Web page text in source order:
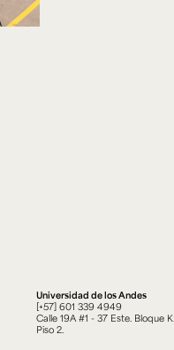
Universidad de los Andes
[+57] 601 339 4949
Calle 19A #1 - 37 Este. Bloque K.
Piso 2.